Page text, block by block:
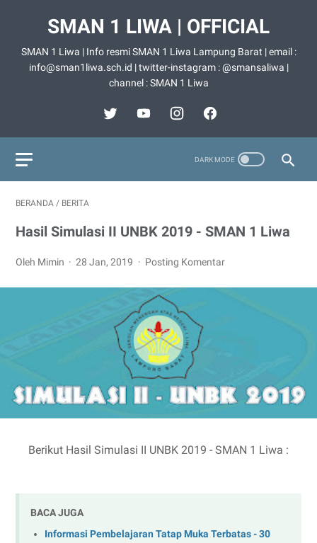
SMAN 1 LIWA | OFFICIAL
SMAN 1 Liwa | Info resmi SMAN 1 Liwa Lampung Barat | email :
info@sman1liwa.sch.id | twitter-instagram : @smansaliwa |
channel : SMAN 1 Liwa
BERANDA / BERITA
Hasil Simulasi II UNBK 2019 - SMAN 1 Liwa
Oleh Mimin 28 Jan, 2019 Posting Komentar
Berikut Hasil Simulasi II UNBK 2019 - SMAN 1 Liwa :
BACA JUGA
Informasi Pembelajaran Tatap Muka Terbatas - 30